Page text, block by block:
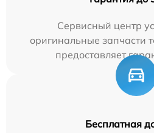
Сервисный центр
оригинальные запчасти
предоставляет
Бесплатная